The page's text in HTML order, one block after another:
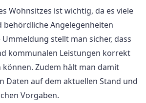
Wohnsitzes ist wichtig, da es viele
Angelegenheiten
stellt man sicher, dass
kommunalen Leistungen korrekt
Zudem hält man damit
Daten auf dem aktuellen Stand und
Vorgaben.